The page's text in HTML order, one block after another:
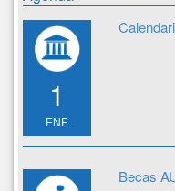
1
ENE
Becas